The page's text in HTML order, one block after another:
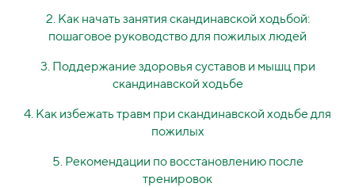
2. Как начать занятия скандинавской ходьбой:
пошаговое руководство для пожилых людей
3. Поддержание здоровья суставов и мышц при
скандинавской ходьбе
4. Как избежать травм при скандинавской ходьбе для
пожилых
5. Рекомендации по восстановлению после
тренировок